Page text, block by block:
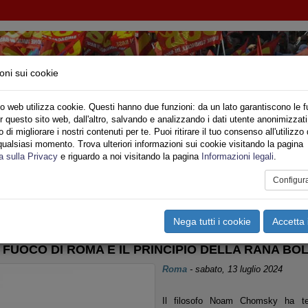
SINDACALE DI BASE SETTORE VIGILI DEL
Privato Territori Sociale Speciali Multimedia
DI ROMA E IL PRINCIPIO DELLA RANA
Roma- sabato, 13 luglio 2024
Il filosofo Noam Chomsky ha
sui cookie
web utilizza cookie. Questi hanno due funzioni: da un lato garantiscono le
questo sito web, dall'altro, salvando e analizzando i dati utente
di migliorare i nostri contenuti per te. Puoi ritirare il tuo consenso all'utilizzo
momento. Trova ulteriori informazioni sui cookie visitando la pagina
sulla Privacy e riguardo a noi visitando la pagina Informazioni legali.
Nega tutti i cookie Accetta